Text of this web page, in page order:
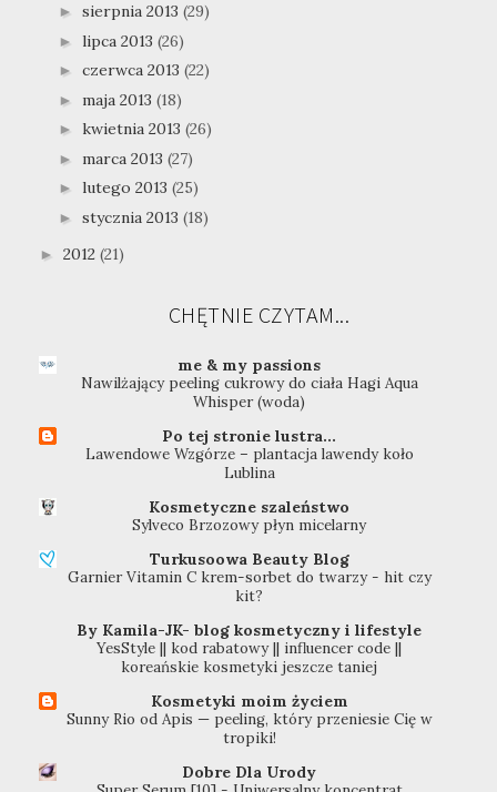
► sierpnia 2013 (29)
► lipca 2013 (26)
► czerwca 2013 (22)
► maja 2013 (18)
► kwietnia 2013 (26)
► marca 2013 (27)
► lutego 2013 (25)
► stycznia 2013 (18)
► 2012 (21)
CHĘTNIE CZYTAM...
me & my passions
Nawilżający peeling cukrowy do ciała Hagi Aqua
Whisper (woda)
Po tej stronie lustra...
Lawendowe Wzgórze – plantacja lawendy koło
Lublina
Kosmetyczne szaleństwo
Sylveco Brzozowy płyn micelarny
Turkusoowa Beauty Blog
Garnier Vitamin C krem-sorbet do twarzy - hit czy
kit?
By Kamila-JK- blog kosmetyczny i lifestyle
YesStyle || kod rabatowy || influencer code ||
koreańskie kosmetyki jeszcze taniej
Kosmetyki moim życiem
Sunny Rio od Apis — peeling, który przeniesie Cię w
tropiki!
Dobre Dla Urody